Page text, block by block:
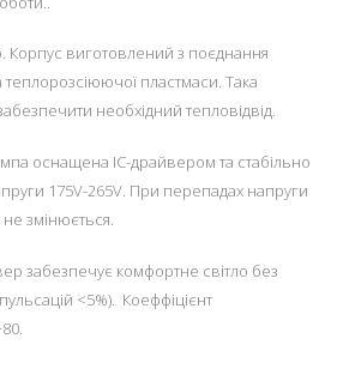
Корпус виготовлений з поєднання
теплорозсіюючої пластмаси. Така
необхідний тепловідвід.
оснащена IC-драйвером та стабільно
175V-265V. При перепадах напруги
змінюється.
забезпечує комфортне світло без
<5%). Коеффіцієнт